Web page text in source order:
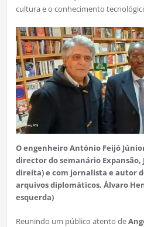
cultura e o conhecimento
O engenheiro António Feijó
director do semanário Expansão,
direita) e com jornalista e autor
arquivos diplomáticos, Álvaro
esquerda)
Reunindo um público atento de